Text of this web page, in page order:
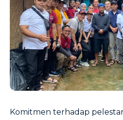
Komitmen terhadap